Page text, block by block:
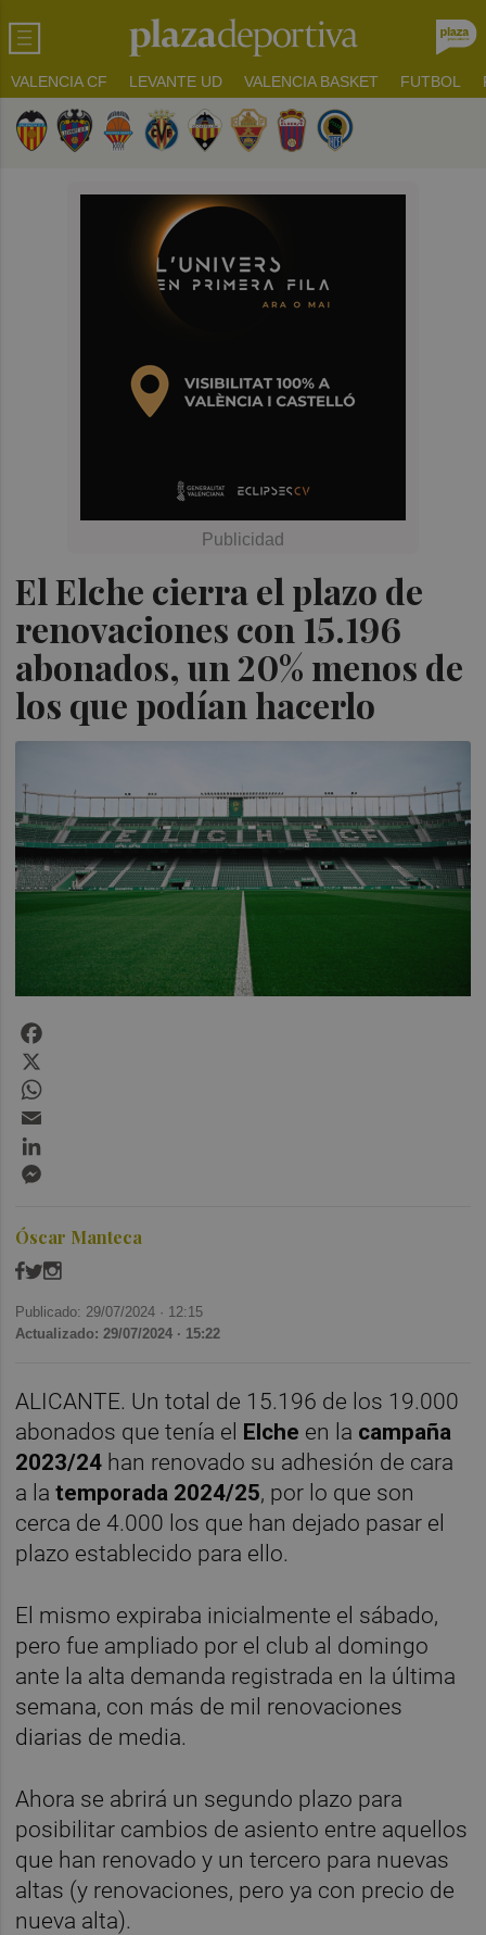
VALENCIA CF LEVANTE UD VALENCIA BASKET FUTBOL
El Elche cierra el plazo de
renovaciones con 15.196
abonados, un 20% menos de
los que podían hacerlo
Óscar Manteca
Publicado: 29/07/2024 · 12:15
Actualizado: 29/07/2024 · 15:22
ALICANTE. Un total de 15.196 de los 19.000
abonados que tenía el Elche en la campaña
2023/24 han renovado su adhesión de cara
a latemporada 2024/25, por lo que son
cerca de 4.000 los que han dejado pasar el
plazo establecido para ello.
El mismo expiraba inicialmente el sábado,
pero fue ampliado por el club al domingo
ante la alta demanda registrada en la última
semana, con más de mil renovaciones
diarias de media.
Ahora se abrirá un segundo plazo para
posibilitar cambios de asiento entre aquellos
que han renovado y un tercero para nuevas
altas (y renovaciones, pero ya con precio de
nueva alta).